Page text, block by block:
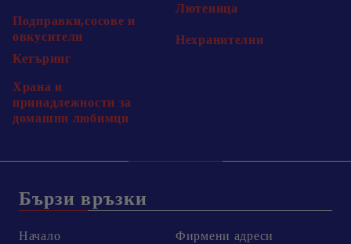
Подправки,сосове и
овкусители
Лютеница
Нехранителни
Кетъринг
Храна и
принадлежности за
домашни любимци
Бързи връзки
Начало
Фирмени адреси